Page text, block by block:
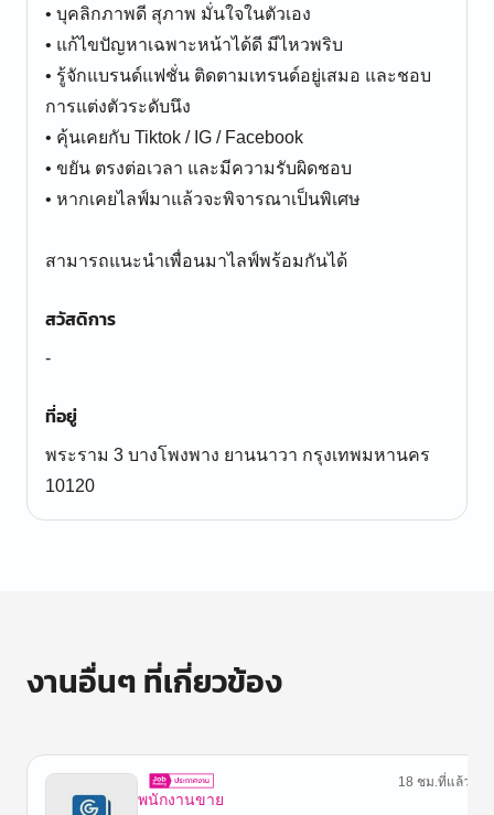
• บุคลิกภาพดี สุภาพ มั่นใจในตัวเอง
• แก้ไขปัญหาเฉพาะหน้าได้ดี มีไหวพริบ
• รู้จักแบรนด์แฟชั่น ติดตามเทรนด์อยู่เสมอ และชอบ
การแต่งตัวระดับนึง
• คุ้นเคยกับ Tiktok / IG / Facebook
• ขยัน ตรงต่อเวลา และมีความรับผิดชอบ
• หากเคยไลฟ์มาแล้วจะพิจารณาเป็นพิเศษ
สามารถแนะนำเพื่อนมาไลฟ์พร้อมกันได้
สวัสดิการ
-
ที่อยู่
พระราม 3 บางโพงพาง ยานนาวา กรุงเทพมหานคร
10120
งานอื่นๆ ที่เกี่ยวข้อง
พนักงานขาย
18 ชม.ที่แล้ว